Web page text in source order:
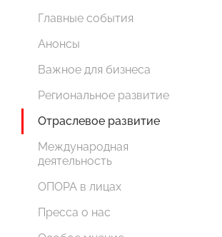
Главные события
Анонсы
Важное для бизнеса
Региональное развитие
Отраслевое развитие
Международная
деятельность
ОПОРА в лицах
Пресса о нас